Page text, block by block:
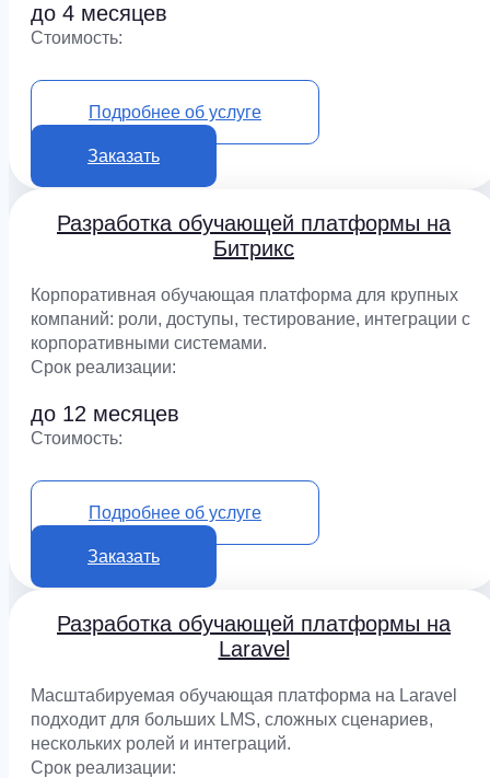
до 4 месяцев
Cтоимость:
от 950 000 ₽
Подробнее об услуге
Заказать
Разработка обучающей платформы на
Битрикс
Корпоративная обучающая платформа для крупных
компаний: роли, доступы, тестирование, интеграции с
корпоративными системами.
Срок реализации:
до 12 месяцев
Cтоимость:
от 1 500 000 ₽
Подробнее об услуге
Заказать
Разработка обучающей платформы на
Laravel
Масштабируемая обучающая платформа на Laravel
подходит для больших LMS, сложных сценариев,
нескольких ролей и интеграций.
Срок реализации: